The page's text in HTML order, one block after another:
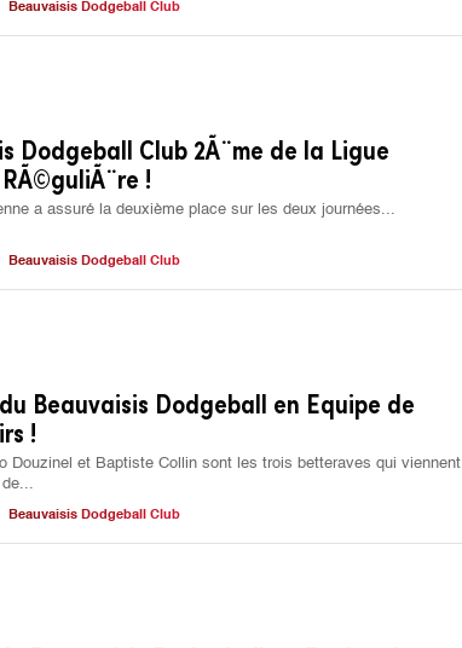
Beauvaisis Dodgeball Club
Dodgeball Club 2Ã¨me de la Ligue
!
a assuré la deuxième place sur les deux journées...
Beauvaisis Dodgeball Club
Beauvaisis Dodgeball en Equipe de
!
Douzinel et Baptiste Collin sont les trois betteraves qui viennent
Beauvaisis Dodgeball Club